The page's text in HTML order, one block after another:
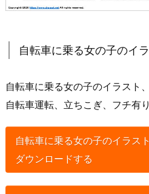
自転車に乗る女の子のイ
自転車に乗る女の子のイラスト
自転車運転、立ちこぎ、フチ有
自転車に乗る女の子のイラス
ダウンロードする